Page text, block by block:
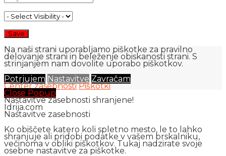
Na naši strani uporabljamo piškotke za pravilno
delovanje strani in beleženje obiskanosti strani. S
strinjanjem nam dovolite uporabo piškotkov.
Potrjujem Nastavitve Zavračam
Center zasebnosti Piškotki
Close Popup
Nastavitve zasebnosti shranjene!
Idrija.com
Nastavitve zasebnosti
Ko obiščete katero koli spletno mesto, le to lahko
shranjuje ali pridobi podatke v vašem brskalniku,
večinoma v obliki piškotkov. Tukaj nadzirate svoje
osebne nastavitve za piškotke.